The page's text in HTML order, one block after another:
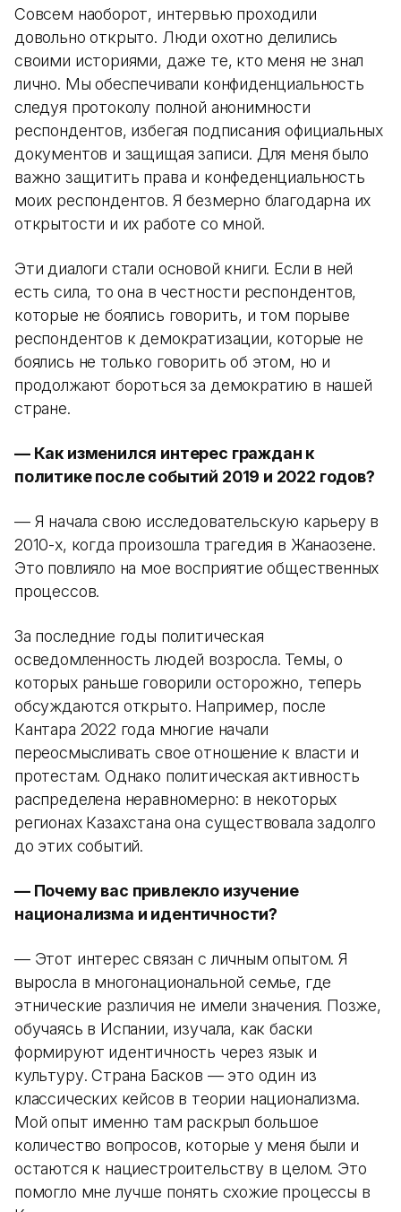
Совсем наоборот, интервью проходили
довольно открыто. Люди охотно делились
своими историями, даже те, кто меня не знал
лично. Мы обеспечивали конфиденциальность
следуя протоколу полной анонимности
респондентов, избегая подписания официальных
документов и защищая записи. Для меня было
важно защитить права и конфеденциальность
моих респондентов. Я безмерно благодарна их
открытости и их работе со мной.
Эти диалоги стали основой книги. Если в ней
есть сила, то она в честности респондентов,
которые не боялись говорить, и том порыве
респондентов к демократизации, которые не
боялись не только говорить об этом, но и
продолжают бороться за демократию в нашей
стране.
— Как изменился интерес граждан к
политике после событий 2019 и 2022 годов?
— Я начала свою исследовательскую карьеру в
2010-х, когда произошла трагедия в Жанаозене.
Это повлияло на мое восприятие общественных
процессов.
За последние годы политическая
осведомленность людей возросла. Темы, о
которых раньше говорили осторожно, теперь
обсуждаются открыто. Например, после
Кантара 2022 года многие начали
переосмысливать свое отношение к власти и
протестам. Однако политическая активность
распределена неравномерно: в некоторых
регионах Казахстана она существовала задолго
до этих событий.
— Почему вас привлекло изучение
национализма и идентичности?
— Этот интерес связан с личным опытом. Я
выросла в многонациональной семье, где
этнические различия не имели значения. Позже,
обучаясь в Испании, изучала, как баски
формируют идентичность через язык и
культуру. Страна Басков — это один из
классических кейсов в теории национализма.
Мой опыт именно там раскрыл большое
количество вопросов, которые у меня были и
остаются к нациестроительству в целом. Это
помогло мне лучше понять схожие процессы в